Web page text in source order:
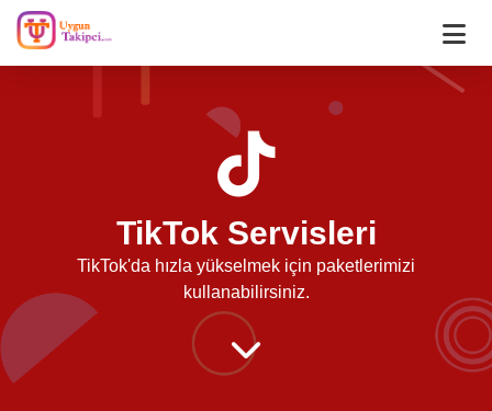
TikTok Servisleri
TikTok'da hızla yükselmek için paketlerimizi
kullanabilirsiniz.